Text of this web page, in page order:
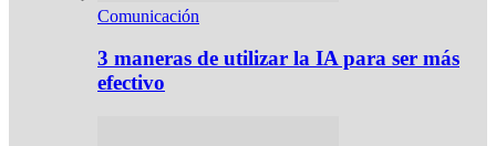
Comunicación
3 maneras de utilizar la IA para ser más
efectivo